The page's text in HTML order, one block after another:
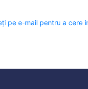
pe e-mail pentru a cere